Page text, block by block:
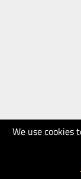
We use cookies